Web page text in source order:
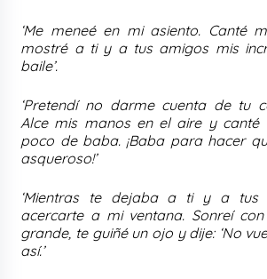
‘Me meneé en mi asiento. Canté
mostré a ti y a tus amigos mis
baile’.
‘Pretendí no darme cuenta de tu
Alce mis manos en el aire y canté
poco de baba. ¡Baba para hacer
asqueroso!’
‘Mientras te dejaba a ti y a tus
acercarte a mi ventana. Sonreí
grande, te guiñé un ojo y dije: ‘No
así.’